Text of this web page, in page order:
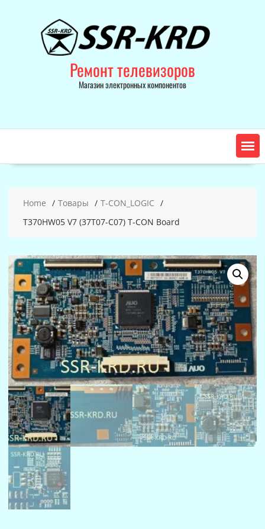
Ремонт телевизоров
Магазин электронных компонентов
Home Товары
T-CON_LOGIC
T370HW05 V7 (37T07-C07) T-CON Board